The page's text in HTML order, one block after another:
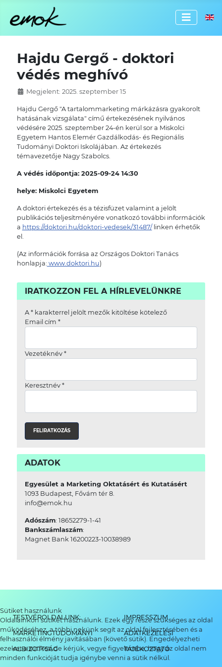
Hajdu Gergő - doktori
védés meghívó
Megjelent: 2025. szeptember 15
Hajdu Gergő "A tartalommarketing márkázásra gyakorolt
hatásának vizsgálata" című értekezésének nyilvános
védésére 2025. szeptember 24-én kerül sor a Miskolci
Egyetem Hantos Elemér Gazdálkodás- és Regionális
Tudományi Doktori Iskolájában. Az értekezés
témavezetője Nagy Szabolcs.
A védés időpontja: 2025-09-24 14:30
helye: Miskolci Egyetem
A doktori értekezés és a tézisfüzet valamint a jelölt
publikációs teljesítményére vonatkozó további információk
a https://doktori.hu/doktori-vedesek/31487/linken érhetők
el.
(Az információk forrása az Országos Doktori Tanács
honlapja: www.doktori.hu)
IRATKOZZON FEL A HÍRLEVELÜNKRE
A *karakterrel jelölt mezők kitöltése kötelező
Email cím *
Vezetéknév *
Keresztnév *
ADATOK
Egyesület a Marketing Oktatásért és Kutatásért
1093 Budapest, Fővám tér 8.
info@emok.hu
Adószám: 18652279-1-41
Bankszámlaszám:
Magnet Bank 16200223-10038989
TESTVÉROLDALUNK:
MARKETINGTUDOMÁNYI
ALBIZOTTSÁG
IMPRESSZUM
ADATKEZELÉSI
TÁJÉKOZTATÓ
Sütiket használunk
Oldalainkon sütiket használunk. Ezek egy része szükséges az oldal
működéséhez, a többi nekünk segít az oldal fejlesztésében és a
felhasználói élmény javításában (követő sütik). Engedélyezheti
ezeket a sütiket, de kérjük, vegye figyelembe, hogy az oldal nem
minden funkcióját tudja igénybe venni a sütik nélkül.